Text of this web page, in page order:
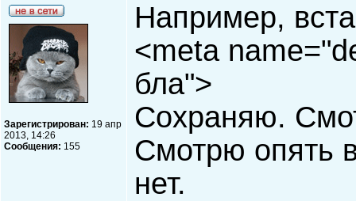
Зарегистрирован: 19 апр
2013, 14:26
Сообщения: 155
Например,
<meta
бла">
Сохраняю.
Смотрю опять
нет.